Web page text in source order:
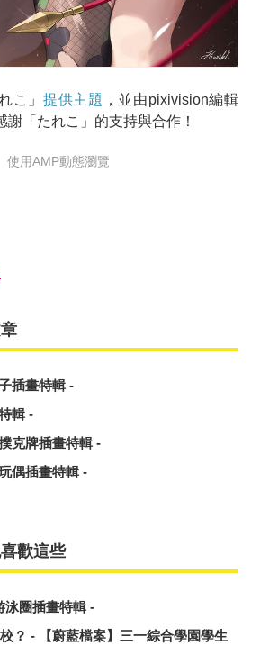
こ」提供主題 ，並由pixivision編輯
謝「たれこ」的支持與合作！
使用AMP動態瀏覽
插畫特輯 -
輯 -
克牌插畫特輯 -
偶插畫特輯 -
歡這些
泳圈插畫特輯 -
？ - 【蔚藍檔案】三一綜合學園學生